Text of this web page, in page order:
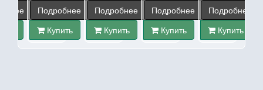
Подробнее
Купить
Подробнее
Купить
Подробнее
Купить
Подробнее
Купить